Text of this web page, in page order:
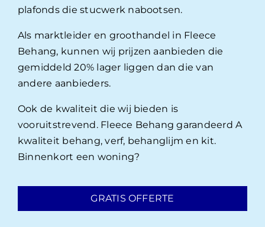
plafonds die stucwerk nabootsen.
Als marktleider en groothandel in Fleece
Behang, kunnen wij prijzen aanbieden die
gemiddeld 20% lager liggen dan die van
andere aanbieders.
Ook de kwaliteit die wij bieden is
vooruitstrevend. Fleece Behang garandeerd A
kwaliteit behang, verf, behanglijm en kit.
Binnenkort een woning?
GRATIS OFFERTE